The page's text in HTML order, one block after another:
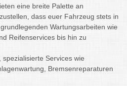
eine breite Palette an
dass euer Fahrzeug stets in
Wartungsarbeiten wie
Reifenservices bis hin zu
Services wie
Bremsenreparaturen